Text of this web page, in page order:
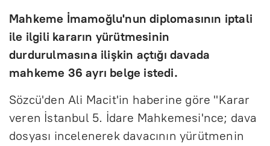
Mahkeme İmamoğlu'nun diplomasının iptali
ile ilgili kararın yürütmesinin
durdurulmasına ilişkin açtığı davada
mahkeme 36 ayrı belge istedi.
Sözcü'den Ali Macit'in haberine göre "Karar
veren İstanbul 5. İdare Mahkemesi'nce; dava
dosyası incelenerek davacının yürütmenin